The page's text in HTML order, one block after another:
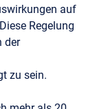
auf
Regelung
der
zu sein.